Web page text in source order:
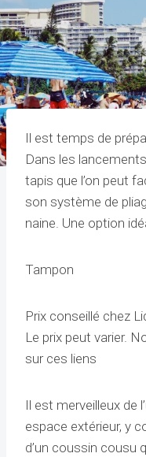
Il est temps de
Dans les
tapis que l’on peut
son système de
naine. Une option
Tampon
Prix ​​conseillé chez
Le prix peut varier.
sur ces liens
Il est merveilleux de
espace extérieur, y
d’un coussin cousu